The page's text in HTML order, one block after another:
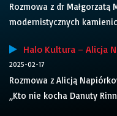
Rozmowa z dr Małgorzatą
modernistycznych
Halo Kultura – Alicja
2025-02-17
Rozmowa z Alicją
„Kto nie kocha Danuty